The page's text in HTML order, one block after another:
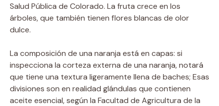
Salud Pública de Colorado. La fruta crece en los
árboles, que también tienen flores blancas de olor
dulce.
La composición de una naranja está en capas: si
inspecciona la corteza externa de una naranja, notará
que tiene una textura ligeramente llena de baches; Esas
divisiones son en realidad glándulas que contienen
aceite esencial, según la Facultad de Agricultura de la